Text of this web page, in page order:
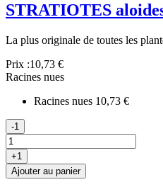
STRATIOTES
La plus originale de toutes les
Prix :10,73 €
Racines nues
Racines nues 10,73 €
-1
+1
Ajouter au panier